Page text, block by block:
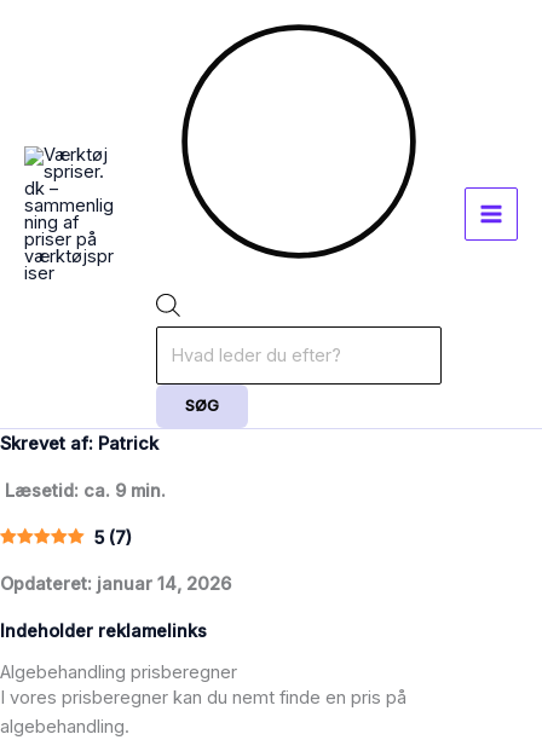
SØG
Skrevet af: Patrick
Læsetid: ca. 9 min.
5 (7)
Opdateret: januar 14, 2026
Indeholder reklamelinks
Algebehandling prisberegner
I vores prisberegner kan du nemt finde en pris på
algebehandling.